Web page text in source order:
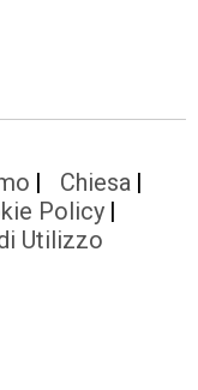
Chiesa
Policy
Utilizzo